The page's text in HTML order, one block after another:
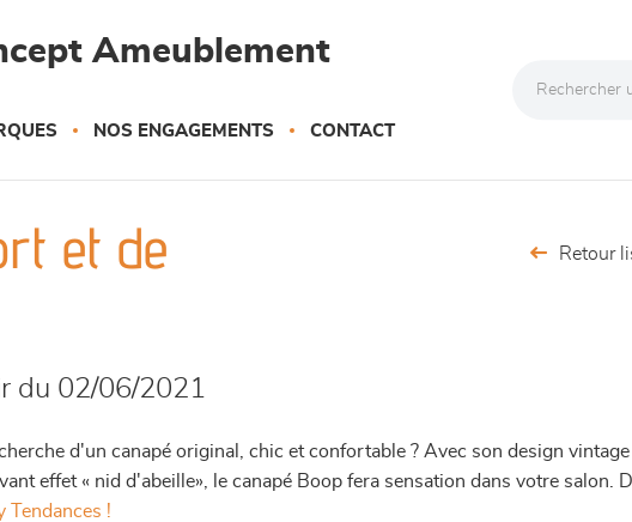
Ameublement
NOS ENGAGEMENTS CONTACT
et de
Retour
du 02/06/2021
d'un canapé original, chic et confortable ? Avec son design
effet « nid d'abeille», le canapé Boop fera sensation dans votre salon.
Tendances !